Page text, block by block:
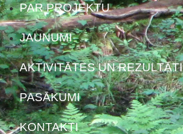
PAR PROJEKTU
JAUNUMI
AKTIVITĀTES UN REZULTĀTI
PASĀKUMI
KONTAKTI